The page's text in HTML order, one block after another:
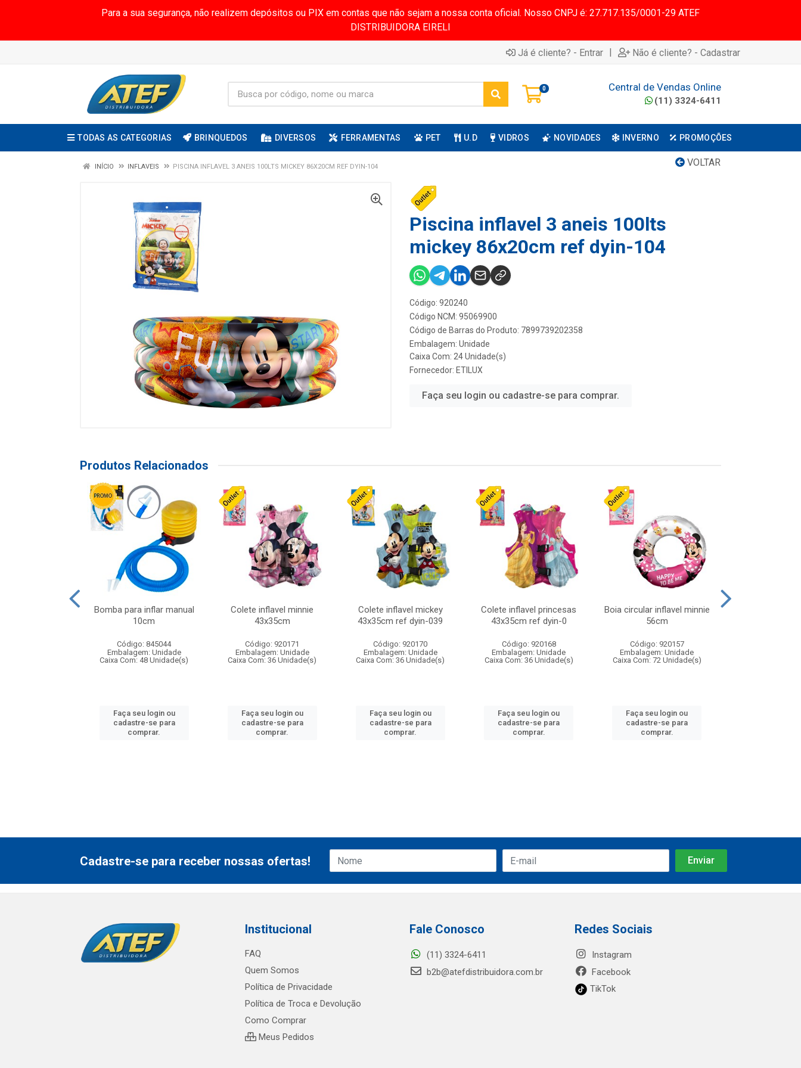
Para a sua segurança, não realizem depósitos ou PIX em contas que não sejam a nossa conta oficial. Nosso CNPJ é: 27.717.135/0001-29 ATEF
DISTRIBUIDORA EIRELI
Já é cliente? - Entrar | Não é cliente? - Cadastrar
0 Central de Vendas Online
(11) 3324-6411
TODAS AS CATEGORIAS BRINQUEDOS DIVERSOS FERRAMENTAS PET U.D VIDROS NOVIDADES INVERNO PROMOÇÕES
VOLTAR
INÍCIO INFLAVEIS PISCINA INFLAVEL 3 ANEIS 100LTS MICKEY 86X20CM REF DYIN-104
Piscina inflavel 3 aneis 100lts
mickey 86x20cm ref dyin-104
Código: 920240
Código NCM: 95069900
Código de Barras do Produto: 7899739202358
Embalagem: Unidade
Caixa Com: 24 Unidade(s)
Fornecedor: ETILUX
Faça seu login ou cadastre-se para comprar.
Produtos Relacionados
Bomba para inflar manual
10cm
Código: 845044
Embalagem: Unidade
Caixa Com: 48 Unidade(s)
Faça seu login ou
cadastre-se para
comprar.
Colete inflavel minnie
43x35cm
Código: 920171
Embalagem: Unidade
Caixa Com: 36 Unidade(s)
Faça seu login ou
cadastre-se para
comprar.
Colete inflavel mickey
43x35cm ref dyin-039
Código: 920170
Embalagem: Unidade
Caixa Com: 36 Unidade(s)
Faça seu login ou
cadastre-se para
comprar.
Colete inflavel princesas
43x35cm ref dyin-0
Código: 920168
Embalagem: Unidade
Caixa Com: 36 Unidade(s)
Faça seu login ou
cadastre-se para
comprar.
Boia circular inflavel minnie
56cm
Código: 920157
Embalagem: Unidade
Caixa Com: 72 Unidade(s)
Faça seu login ou
cadastre-se para
comprar.
Cadastre-se para receber nossas ofertas!
Institucional
FAQ
Quem Somos
Política de Privacidade
Política de Troca e Devolução
Como Comprar
Meus Pedidos
Fale Conosco
(11) 3324-6411
b2b@atefdistribuidora.com.br
Redes Sociais
Instagram
Facebook
TikTok